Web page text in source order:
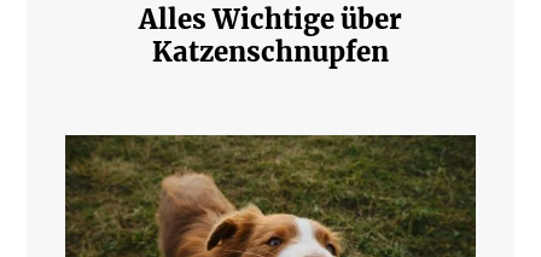
Alles Wichtige über
Katzenschnupfen